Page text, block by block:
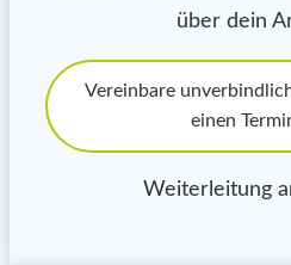
über dein
Vereinbare
einen
Weiterleitung